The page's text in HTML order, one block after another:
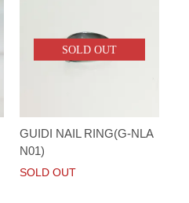
SOLD OUT
GUIDI NAIL RING(G-NLA
N01)
SOLD OUT